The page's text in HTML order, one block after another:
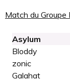
Match du Groupe
Asylum
Bloddy
zonic
Galahat